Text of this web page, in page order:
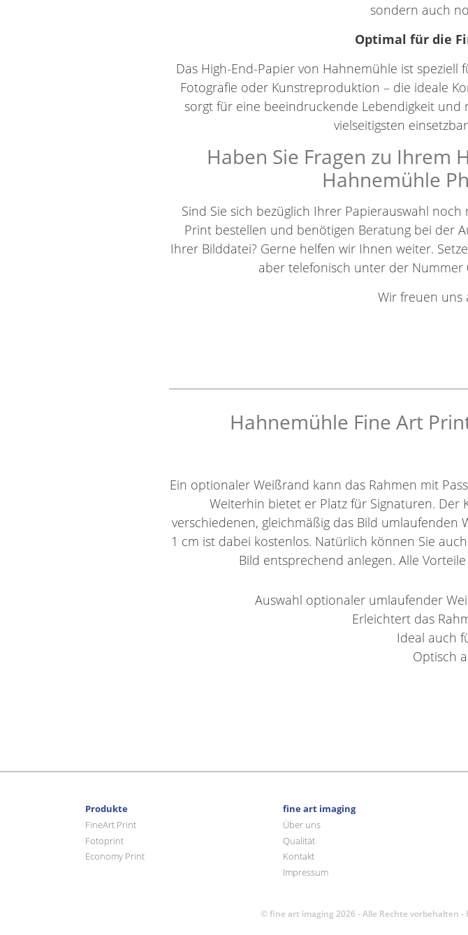
sondern auch
Optimal für die
Das High-End-Papier von Hahnemühle ist
Fotografie oder Kunstreproduktion – die ideale
sorgt für eine beeindruckende Lebendigkeit
vielseitigsten
Haben Sie Fragen zu Ihrem
Hahnemühle
Sind Sie sich bezüglich Ihrer Papierauswahl
Print bestellen und benötigen Beratung bei der
Ihrer Bilddatei? Gerne helfen wir Ihnen weiter.
aber telefonisch unter der Nummer
Wir freuen uns
Hahnemühle Fine Art
Ein optionaler Weißrand kann das Rahmen mit
Weiterhin bietet er Platz für Signaturen. Der
verschiedenen, gleichmäßig das Bild
1 cm ist dabei kostenlos. Natürlich können Sie
Bild entsprechend anlegen. Alle
Auswahl optionaler umlaufender
Erleichtert das
Ideal auch
Optisch
Produkte
FineArt Print
Fotoprint
Economy Print
fine art imaging
Über uns
Qualität
Kontakt
Impressum
© fine art imaging 2026 - Alle Rechte vorbehalten